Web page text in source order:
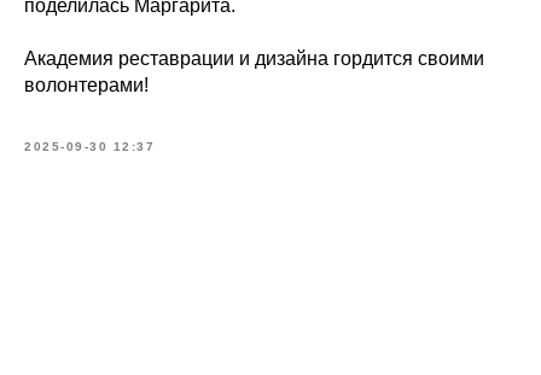
поделилась Маргарита.
Академия реставрации и дизайна гордится своими
волонтерами!
2025-09-30 12:37